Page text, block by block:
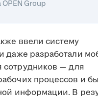
OPEN Group
ввели систему
даже разработали
— для
процессов и
информации. В